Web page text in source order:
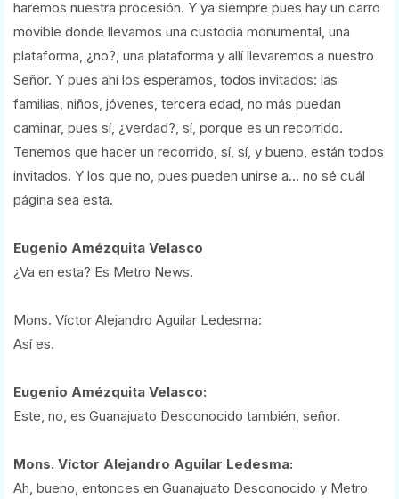
haremos nuestra procesión. Y ya siempre pues hay un carro
movible donde llevamos una custodia monumental, una
plataforma, ¿no?, una plataforma y allí llevaremos a nuestro
Señor. Y pues ahí los esperamos, todos invitados: las
familias, niños, jóvenes, tercera edad, no más puedan
caminar, pues sí, ¿verdad?, sí, porque es un recorrido.
Tenemos que hacer un recorrido, sí, sí, y bueno, están todos
invitados. Y los que no, pues pueden unirse a... no sé cuál
página sea esta.
Eugenio Amézquita Velasco
¿Va en esta? Es Metro News.
Mons. Víctor Alejandro Aguilar Ledesma:
Así es.
Eugenio Amézquita Velasco:
Este, no, es Guanajuato Desconocido también, señor.
Mons. Víctor Alejandro Aguilar Ledesma:
Ah, bueno, entonces en Guanajuato Desconocido y Metro